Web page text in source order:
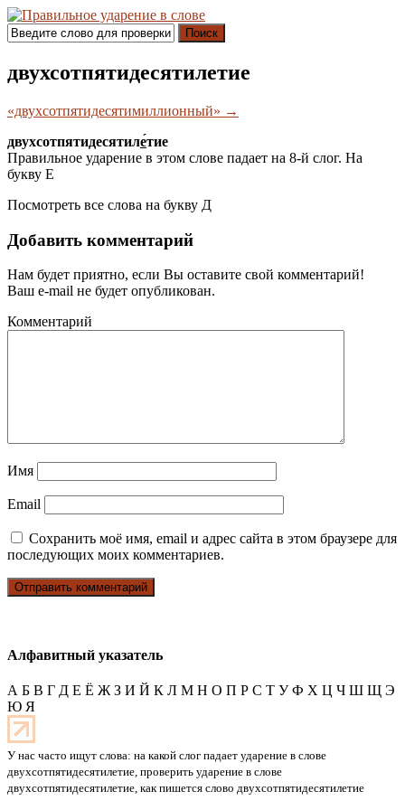
Поиск
двухсотпятидесятилетие
«двухсотпятидесятимиллионный» →
двухсотпятидесятиле́тие
Правильное ударение в этом слове падает на 8-й слог. На
букву Е
Посмотреть все слова на букву Д
Добавить комментарий
Нам будет приятно, если Вы оставите свой комментарий!
Ваш e-mail не будет опубликован.
Комментарий
Имя
Email
Сохранить моё имя, email и адрес сайта в этом браузере для
последующих моих комментариев.
Алфавитный указатель
А Б В Г Д Е Ё Ж З И Й К Л М Н О П Р С Т У Ф Х Ц Ч Ш Щ Э
Ю Я
У нас часто ищут слова: на какой слог падает ударение в слове
двухсотпятидесятилетие, проверить ударение в слове
двухсотпятидесятилетие, как пишется слово двухсотпятидесятилетие